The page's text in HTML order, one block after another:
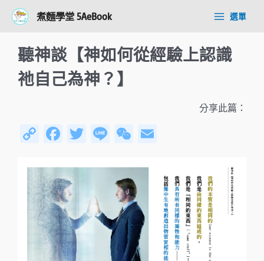
煮麵學堂 5AeBook
Main選單
聽神談【神如何從經驗上認識
祂自己為神？】
分享此篇：
C
py
Li
n
k
Fa
b
o
ok
T
tt
er
Li
e
W
C
h
at
ail
navigation